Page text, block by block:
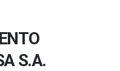
S.A.